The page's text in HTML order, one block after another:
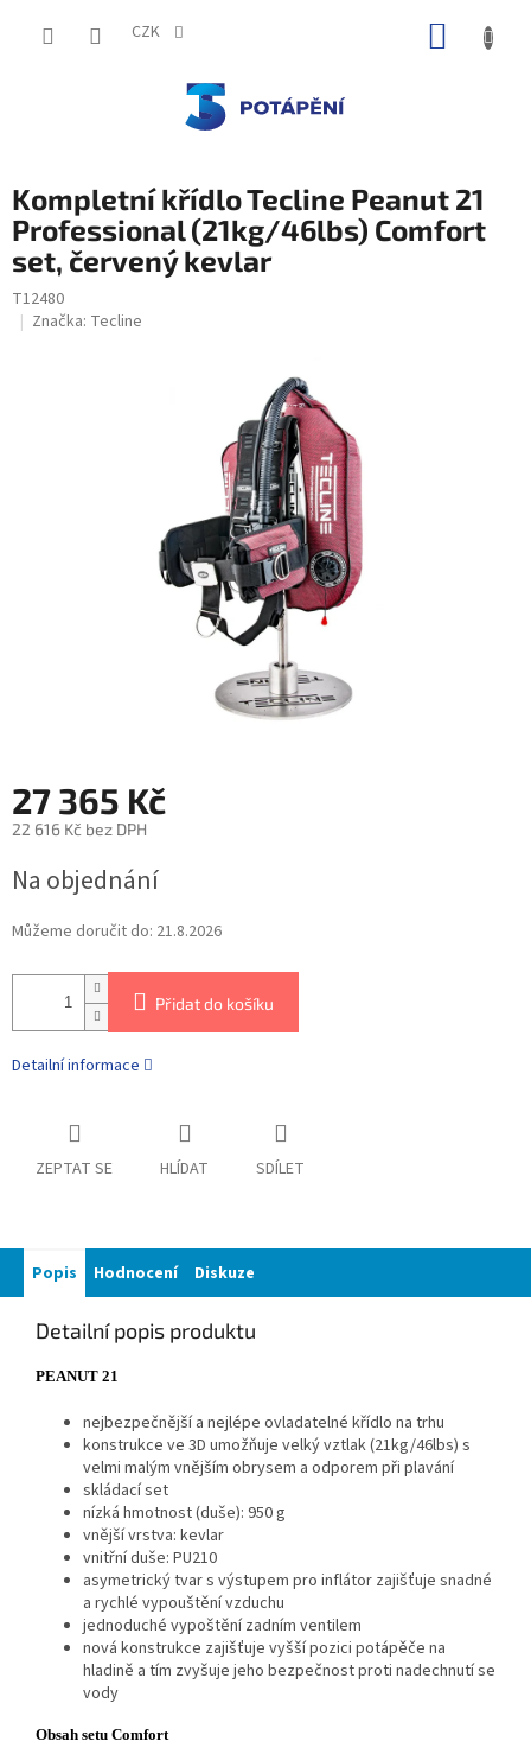
CZK
Kompletní křídlo Tecline Peanut 21
Professional (21kg/46lbs) Comfort
set, červený kevlar
T12480
Značka: Tecline
27 365 Kč
22 616 Kč bez DPH
Na objednání
Můžeme doručit do: 21.8.2026
Přidat do košíku
Detailní informace
ZEPTAT SE HLÍDAT SDÍLET
Popis Hodnocení Diskuze
Detailní popis produktu
PEANUT 21
nejbezpečnější a nejlépe ovladatelné křídlo na trhu
konstrukce ve 3D umožňuje velký vztlak (21kg/46lbs) s
velmi malým vnějším obrysem a odporem při plavání
skládací set
nízká hmotnost (duše): 950 g
vnější vrstva: kevlar
vnitřní duše: PU210
asymetrický tvar s výstupem pro inflátor zajišťuje snadné
a rychlé vypouštění vzduchu
jednoduché vypoštění zadním ventilem
nová konstrukce zajišťuje vyšší pozici potápěče na
hladině a tím zvyšuje jeho bezpečnost proti nadechnutí se
vody
Obsah setu Comfort